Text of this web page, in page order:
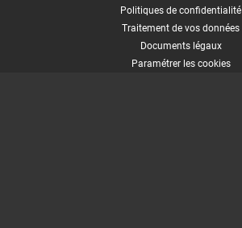
Politiques de confidentialité
Traitement de vos données
Documents légaux
Paramétrer les cookies